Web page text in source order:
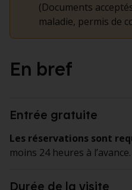
(Documents
maladie, permis de
En bref
Entrée gratuite
Les réservations sont
moins 24 heures à l’avance.
Durée de la visite